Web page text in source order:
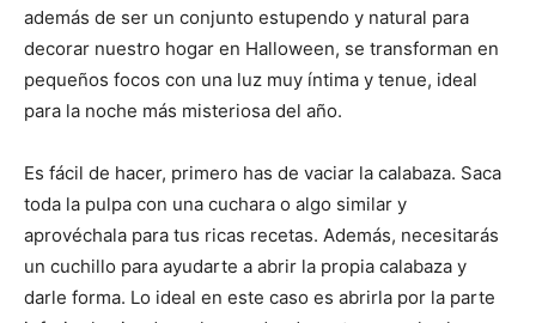
además de ser un conjunto estupendo y natural para
decorar nuestro hogar en Halloween, se transforman en
pequeños focos con una luz muy íntima y tenue, ideal
para la noche más misteriosa del año.
Es fácil de hacer, primero has de vaciar la calabaza. Saca
toda la pulpa con una cuchara o algo similar y
aprovéchala para tus ricas recetas. Además, necesitarás
un cuchillo para ayudarte a abrir la propia calabaza y
darle forma. Lo ideal en este caso es abrirla por la parte